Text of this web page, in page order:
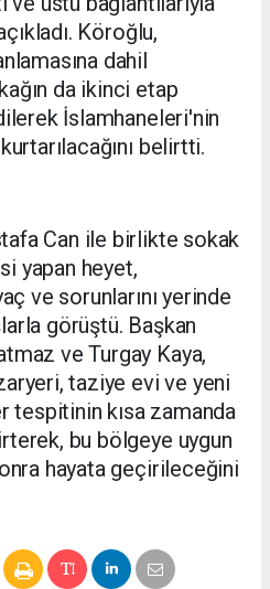
Köroğlu,
dahil
da ikinci etap
İslamhaneleri'nin
belirtti.
Can ile birlikte sokak
yapan heyet,
ve sorunlarını yerinde
görüştü. Başkan
ve Turgay Kaya,
taziye evi ve yeni
tespitinin kısa zamanda
bu bölgeye uygun
hayata geçirileceğini